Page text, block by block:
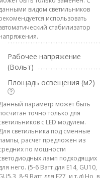
видом светильников
использовать
стабилизатор
Рабочее напряжение
(Вольт)
Площадь освещения (м2)
параметр может быть
точно только для
с LED модулем.
светильника под сменные
расчет предложен из
по мощности
ламп подходящих
него. (5-6 Ватт для E14, GU10,
8-9 Ватт для E27, и т.д) Но, в